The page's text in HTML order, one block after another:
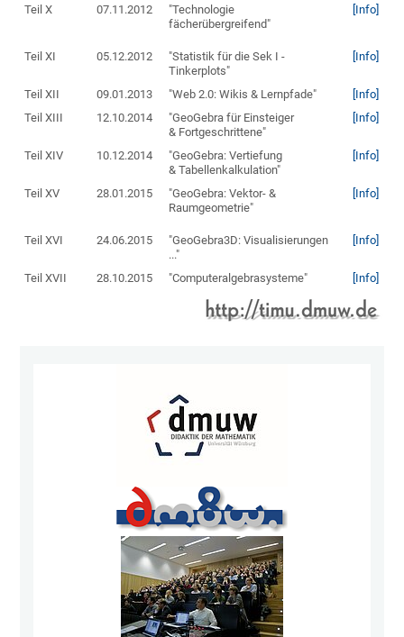
Teil X 07.11.2012
"Technologie
fächerübergreifend"
[Info]
Teil XI 05.12.2012
"Statistik für die Sek I -
Tinkerplots"
[Info]
Teil XII 09.01.2013 "Web 2.0: Wikis & Lernpfade"
[Info]
Teil XIII
12.10.2014
"GeoGebra für Einsteiger
& Fortgeschrittene"
[Info]
Teil XIV 10.12.2014
"GeoGebra: Vertiefung
& Tabellenkalkulation"
[Info]
Teil XV 28.01.2015
"GeoGebra: Vektor- &
Raumgeometrie"
[Info]
Teil XVI 24.06.2015
"GeoGebra3D: Visualisierungen
..."
[Info]
Teil XVII 28.10.2015 "Computeralgebrasysteme" [Info]